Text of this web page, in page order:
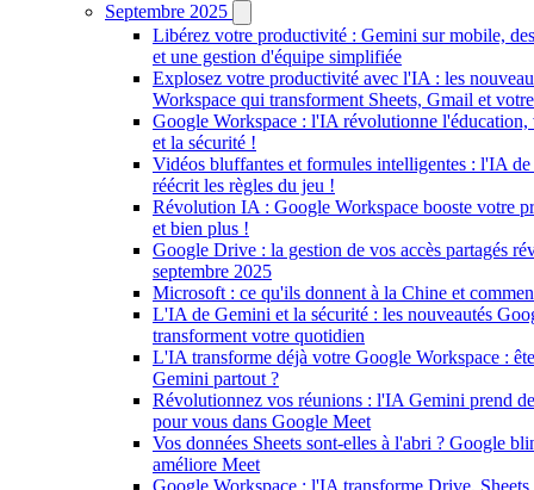
Septembre 2025
Libérez votre productivité : Gemini sur mobile,
et une gestion d'équipe simplifiée
Explosez votre productivité avec l'IA : les
Workspace qui transforment Sheets, Gmail et
Google Workspace : l'IA révolutionne l'éducation,
et la sécurité !
Vidéos bluffantes et formules intelligentes : l'IA
réécrit les règles du jeu !
Révolution IA : Google Workspace booste votre
et bien plus !
Google Drive : la gestion de vos accès partagés
septembre 2025
Microsoft : ce qu'ils donnent à la Chine et
L'IA de Gemini et la sécurité : les nouveautés
transforment votre quotidien
L'IA transforme déjà votre Google Workspace :
Gemini partout ?
Révolutionnez vos réunions : l'IA Gemini prend
pour vous dans Google Meet
Vos données Sheets sont-elles à l'abri ? Google
améliore Meet
Google Workspace : l'IA transforme Drive, Sheets